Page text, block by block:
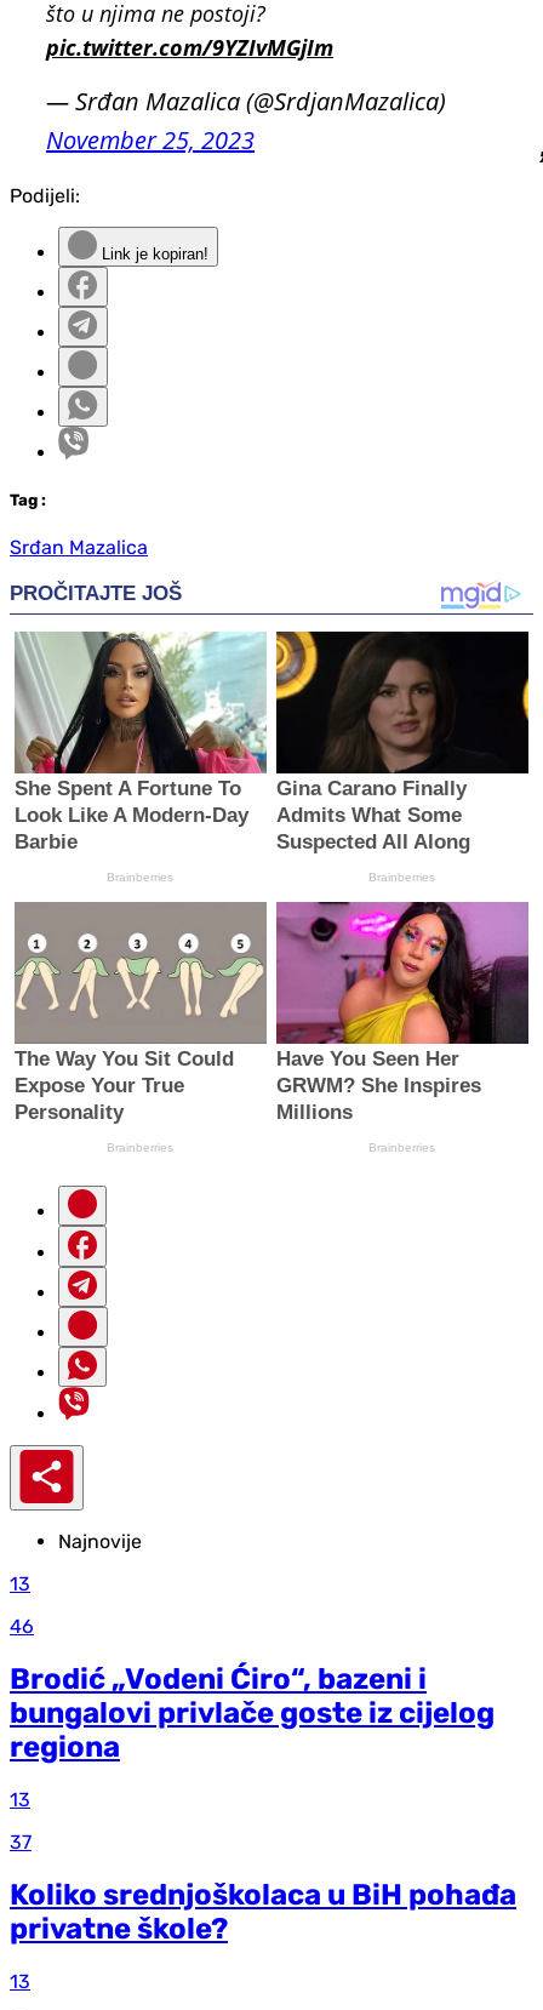
što u njima ne postoji?
pic.twitter.com/9YZIvMGjIm
— Srđan Mazalica (@SrdjanMazalica)
November 25, 2023
Podijeli:
Link je kopiran!
Tag :
Srđan Mazalica
Najnovije
13
46
Brodić „Vodeni Ćiro“, bazeni i
bungalovi privlače goste iz cijelog
regiona
13
37
Koliko srednjoškolaca u BiH pohađa
privatne škole?
13